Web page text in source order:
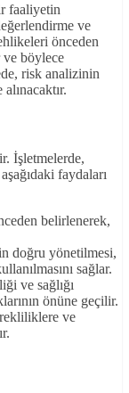
faaliyetin
ve
önceden
ve böylece
risk analizinin
İşletmelerde,
faydaları
belirlenerek,
doğru yönetilmesi,
sağlar.
ve sağlığı
önüne geçilir.
ve